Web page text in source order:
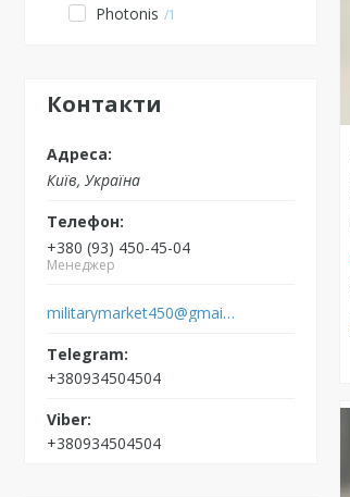
Photonis 1
Контакти
Київ, Україна
+380 (93) 450-45-04
Менеджер
militarymarket450@gmail.com
+380934504504
+380934504504